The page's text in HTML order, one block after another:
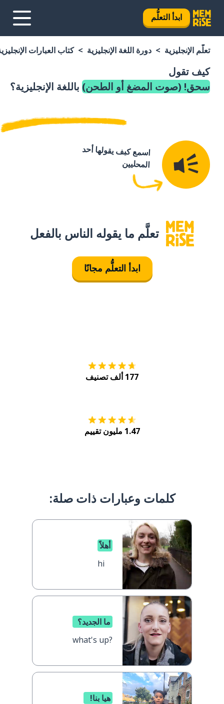
ابدأ التعلُّم
تعلَّم الإنجليزية دورة اللغة الإنجليزية كتاب العبارات
كيف تقول
سحق! (صوت المضغ أو الطحن) باللغة الإنجليزية؟
اسمع كيف يقولها أحد
المحليين
تعلَّم ما يقوله الناس بالفعل
ابدأ التعلُّم مجانًا
177 ألف تصنيف
1.47 مليون تقييم
كلمات وعبارات ذات صلة:
أهلاً
hi
ما الجديد؟
what's up?
هيا بنا!